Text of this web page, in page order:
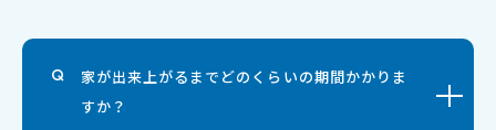
家が出来上がるまでどのくらいの期間かかりま
すか？